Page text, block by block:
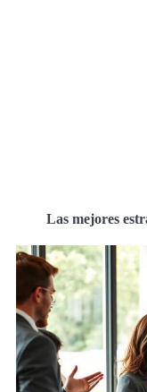
Las mejores